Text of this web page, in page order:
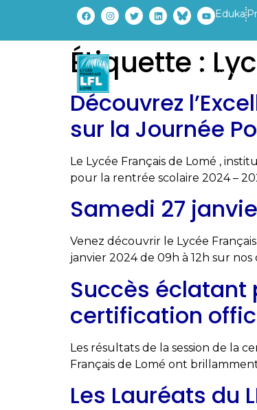
Eduka
ETABLISSEMENT
Étiquette :
Découvrez
sur la Journée
Le Lycée Français de Lomé ,
pour la rentrée scolaire 2024 –
Samedi 27
Venez découvrir le Lycée
janvier 2024 de 09h à 12h sur
Succès éclatant
certification
Les résultats de la session de la
Français de Lomé ont
Les Lauréats du